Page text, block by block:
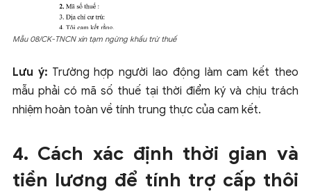
Mẫu 08/CK-TNCN xin tạm ngừng khấu trừ thuế
Lưu ý: Trường hợp người lao động làm cam kết theo
mẫu phải có mã số thuế tại thời điểm ký và chịu trách
nhiệm hoàn toàn về tính trung thực của cam kết.
4. Cách xác định thời gian và
tiền lương để tính trợ cấp thôi